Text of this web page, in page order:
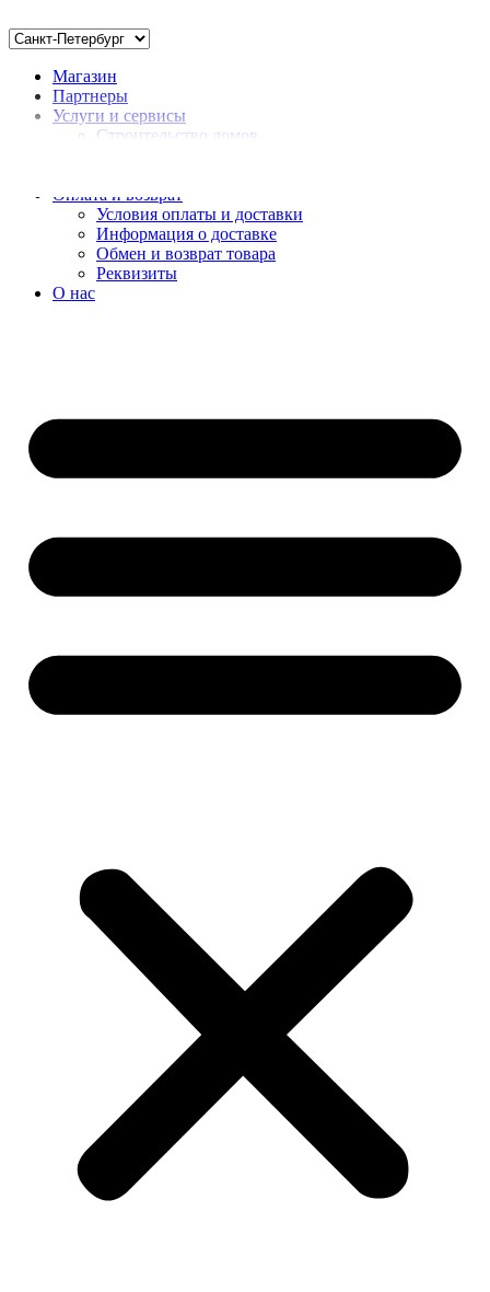
Магазин
Партнеры
Услуги и сервисы
Строительство домов
Оплата и возврат
Условия оплаты и доставки
Информация о доставке
Обмен и возврат товара
Реквизиты
О нас